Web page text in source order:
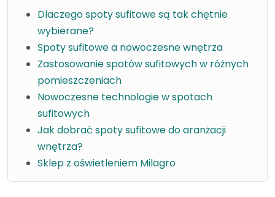
Dlaczego spoty sufitowe są tak chętnie
wybierane?
Spoty sufitowe a nowoczesne wnętrza
Zastosowanie spotów sufitowych w różnych
pomieszczeniach
Nowoczesne technologie w spotach
sufitowych
Jak dobrać spoty sufitowe do aranżacji
wnętrza?
Sklep z oświetleniem Milagro